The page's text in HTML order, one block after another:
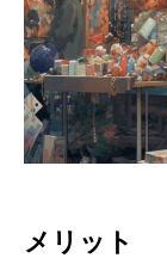
メリット